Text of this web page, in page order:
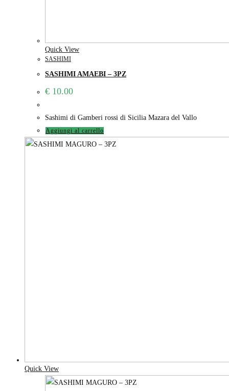
Quick View
SASHIMI
SASHIMI AMAEBI – 3PZ
€ 10.00
Sashimi di Gamberi rossi di Sicilia Mazara del Vallo
Aggiungi al carrello
Quick View